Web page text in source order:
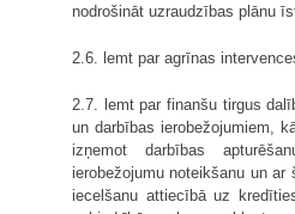
nodrošināt uzraudzības plānu
2.6. lemt par agrīnas
2.7. lemt par finanšu tirgus
un darbības ierobežojumiem,
izņemot darbības
ierobežojumu noteikšanu un
iecelšanu attiecībā uz